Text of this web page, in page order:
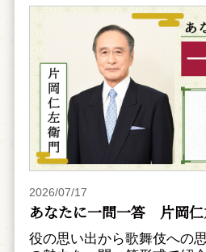
2026/07/17
あなたに一問一答 片岡
役の思い出から歌舞伎への